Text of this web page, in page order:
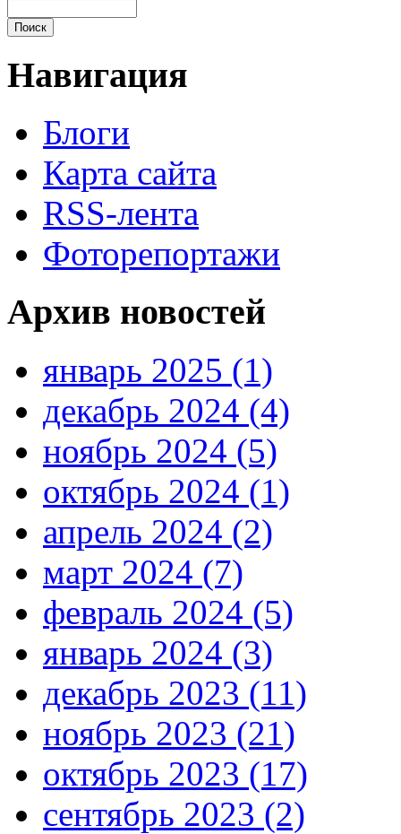
Навигация
Блоги
Карта сайта
RSS-лента
Фоторепортажи
Архив новостей
январь 2025 (1)
декабрь 2024 (4)
ноябрь 2024 (5)
октябрь 2024 (1)
апрель 2024 (2)
март 2024 (7)
февраль 2024 (5)
январь 2024 (3)
декабрь 2023 (11)
ноябрь 2023 (21)
октябрь 2023 (17)
сентябрь 2023 (2)